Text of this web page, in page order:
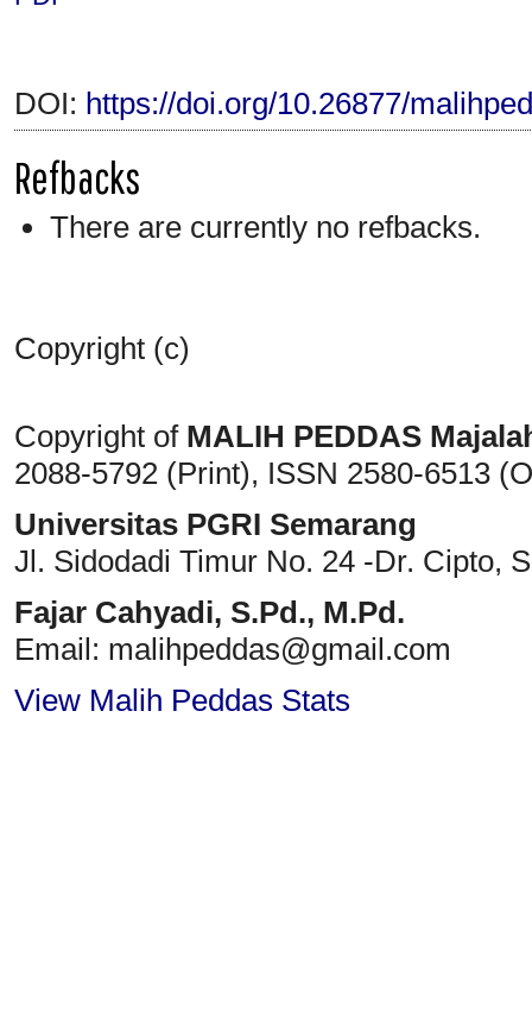
DOI: https://doi.org/10.26877/
Refbacks
There are currently no refbacks.
Copyright (c)
Copyright ofMALIH PEDDAS
2088-5792 (Print), ISSN 2580-6513
Universitas PGRI Semarang
Jl. Sidodadi Timur No. 24 -Dr. Cipto,
Fajar Cahyadi, S.Pd., M.Pd.
Email: malihpeddas@gmail.com
View Malih Peddas Stats